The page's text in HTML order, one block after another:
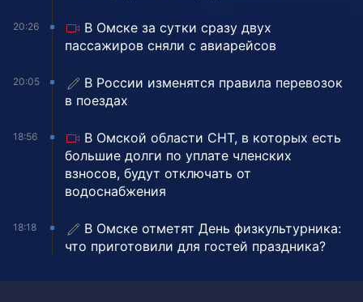
20:26
В Омске за сутки сразу двух
пассажиров сняли с авиарейсов
20:05
В России изменятся правила перевозок
в поездах
18:56
В Омской области СНТ, в которых есть
большие долги по уплате членских
взносов, будут отключать от
водоснабжения
18:18
В Омске отметят День физкультурника:
что приготовили для гостей праздника?